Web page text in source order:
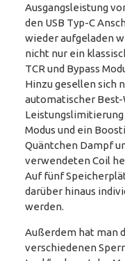
Ausgangsleistung
den USB Typ-C
wieder aufgeladen
nicht nur ein
TCR und Bypass
Hinzu gesellen sich
automatischer
Leistungslimitierung
Modus und ein
Quäntchen Dampf
verwendeten Coil
Auf fünf
darüber hinaus
werden.
Außerdem hat man
verschiedenen